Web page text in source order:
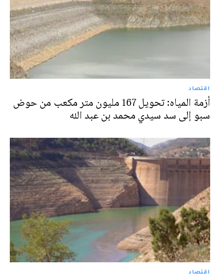
اقتصاد
أزمة المياه: تحويل 167 مليون متر مكعب من حوض
سبو إلى سد سيدي محمد بن عبد الله
اقتصاد